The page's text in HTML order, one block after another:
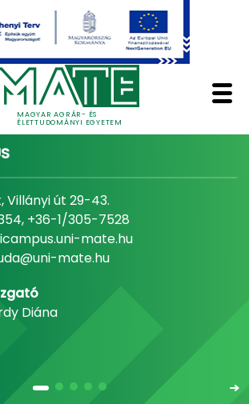
MAGYAR AGRÁR- ÉS
ÉLETTUDOMÁNYI EGYETEM
Magyar
Villányi út 29-43.
+36-1/305-7528
mate.hu
mate.hu
Diána